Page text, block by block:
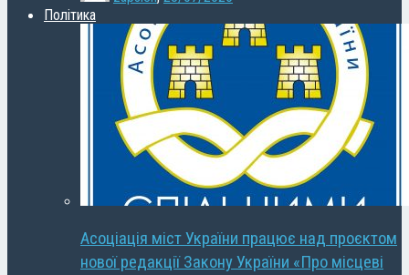
Політика
Асоціація міст України працює над проєктом
нової редакції Закону України «Про місцеві